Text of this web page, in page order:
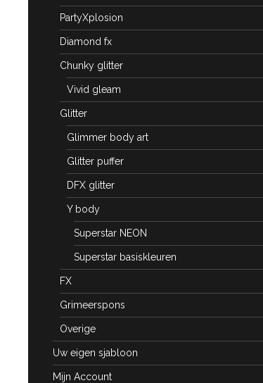
PartyXplosion
Diamond fx
Chunky glitter
Vivid gleam
Glitter
Glimmer body art
Glitter puffer
DFX glitter
Y body
Superstar NEON
Superstar basiskleuren
FX
Grimeerspons
Overige
Uw eigen sjabloon
Mijn Account